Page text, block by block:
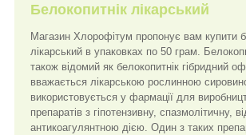
Белокопитнік лікарський
Магазин Хлорофітум пропонує вам купити
лікарський в упаковках по 50 грам.
також відомий як белокопитнік гібридний
вважається лікарською рослинною
використовується у фармації для
препаратів з гіпотензивну, спазмолітичну,
антикоагулянтною дією. Один з таких